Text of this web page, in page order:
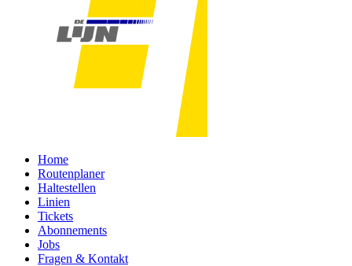
Home
Routenplaner
Haltestellen
Linien
Tickets
Abonnements
Jobs
Fragen & Kontakt